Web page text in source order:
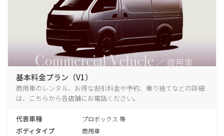
基本料金プラン（V1）
商用車のレンタル、お得な割引料金や予約、乗り捨てなどの詳細
は、こちらから各店舗にお電話ください。
代表車種 プロボックス 等
ボディタイプ 商用車